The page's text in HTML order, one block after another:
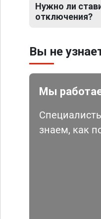
Нужно ли
отключения?
Вы не
Мы
знаем, как